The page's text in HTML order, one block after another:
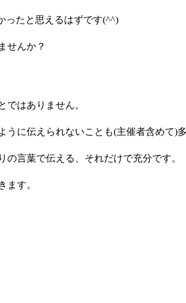
ったと思えるはずです(^^)
せんか？
ではありません。
に伝えられないことも(主催者含めて)多
言葉で伝える、それだけで充分です。
ます。